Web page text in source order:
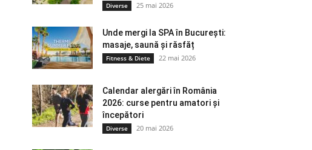
Diverse 25 mai 2026
Unde mergi la SPA în București:
masaje, saună și răsfăț
Fitness & Diete 22 mai 2026
Calendar alergări în România
2026: curse pentru amatori și
începători
Diverse 20 mai 2026